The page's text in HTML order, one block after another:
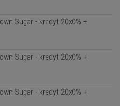
Sugar - kredyt 20x0% +
Sugar - kredyt 20x0% +
Sugar - kredyt 20x0% +